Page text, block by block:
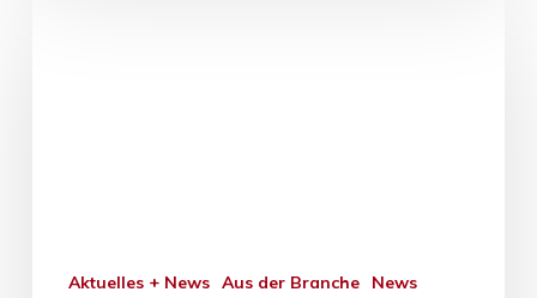
Aktuelles + News Aus der Branche News